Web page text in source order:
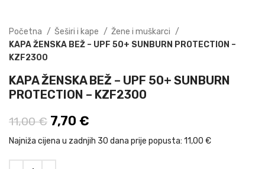
Početna Šeširi i kape
Žene i muškarci
KAPA ŽENSKA BEŽ – UPF 50+ SUNBURN PROTECTION –
KZF2300
KAPA ŽENSKA BEŽ – UPF 50+ SUNBURN
PROTECTION – KZF2300
11,00€ Izvorna cijena bila je: 11,00 €.
7,70 €
Najniža cijena u zadnjih 30 dana prije popusta: 11,00 €